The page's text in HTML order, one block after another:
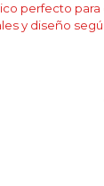
perfecto para
y diseño